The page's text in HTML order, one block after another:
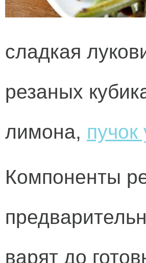
сладкая
резаных
лимона, пучок
Компоненты
варят до